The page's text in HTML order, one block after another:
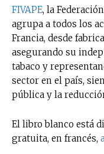
No te
Suscríbete
recibe
FIVAPE, la
agrupa a todos los
Francia, desde
asegurando su
tabaco y
sector en el país,
pública y la
El libro blanco está
gratuita, en francés,